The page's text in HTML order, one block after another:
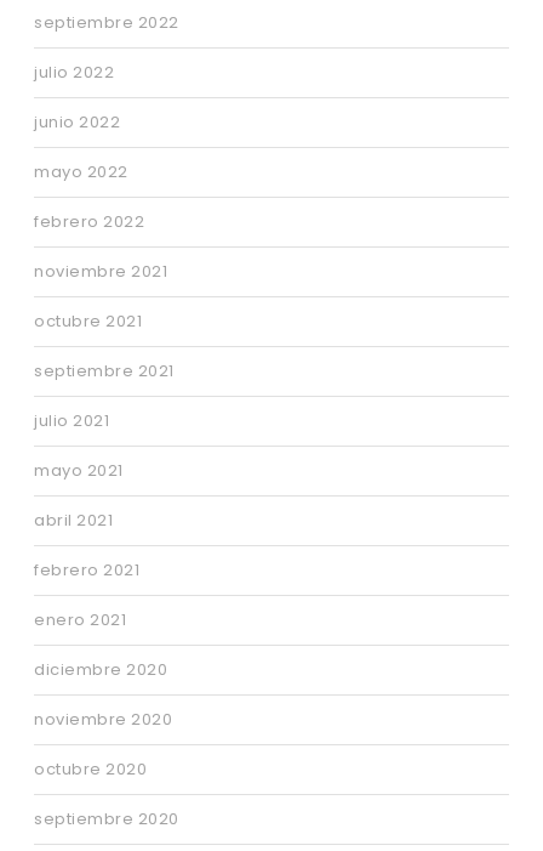
septiembre 2022
julio 2022
junio 2022
mayo 2022
febrero 2022
noviembre 2021
octubre 2021
septiembre 2021
julio 2021
mayo 2021
abril 2021
febrero 2021
enero 2021
diciembre 2020
noviembre 2020
octubre 2020
septiembre 2020